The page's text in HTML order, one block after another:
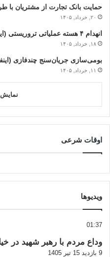
حمایت بانک تجارت از مشتریان با
۲۰, خرداد, ۱۴۰۵
انهدام ۴ هسته عملیاتی تروریستی (اینفوگرافیک)
۱۸, خرداد, ۱۴۰۵
بومی‌سازی جریان‌سنج چندفازی
۱۱, خرداد, ۱۴۰۵
نمایش
اوقات شرعی
ویدیوها
01:37
وداع مردم با رهبر شهید در
9 بازدید 15 تیر 1405